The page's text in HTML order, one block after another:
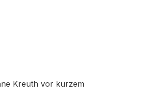
Kreuth vor kurzem